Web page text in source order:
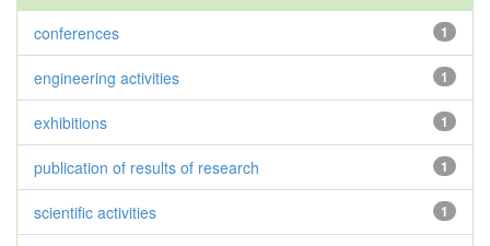
1
conferences
1
engineering activities
1
exhibitions
1
publication of results of research
1
scientific activities